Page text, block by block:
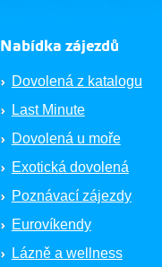
Nabídka zájezdů
Dovolená z katalogu
Last Minute
Dovolená u moře
Exotická dovolená
Poznávací zájezdy
Eurovíkendy
Lázně a wellness